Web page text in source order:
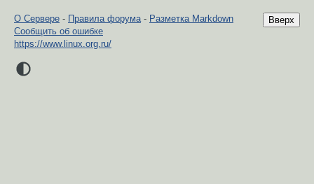
Вверх
О Сервере - Правила форума- Разметка Markdown
Сообщить об ошибке
https://www.linux.org.ru/